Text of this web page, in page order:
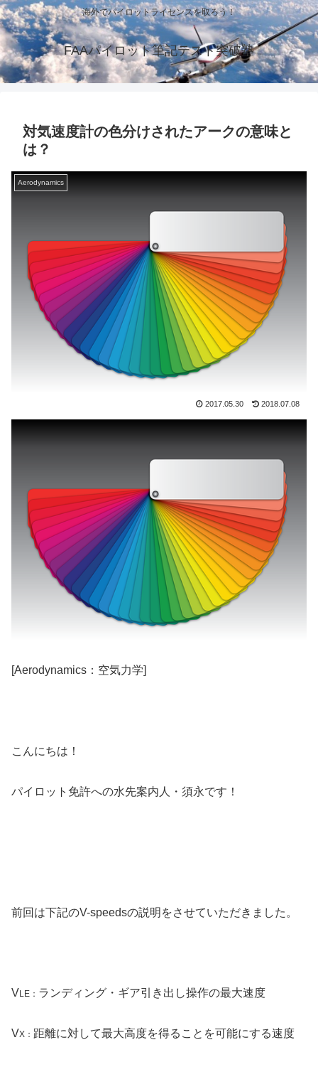
海外でパイロットライセンスを取ろう！
FAAパイロット筆記テスト突破塾
対気速度計の色分けされたアークの意味と
は？
Aerodynamics
2017.05.30 2018.07.08
[Aerodynamics：空気力学]
こんにちは！
パイロット免許への水先案内人・須永です！
前回は下記のV-speedsの説明をさせていただきました。
V LE： ランディング・ギア引き出し操作の最大速度
VX： 距離に対して最大高度を得ることを可能にする速度